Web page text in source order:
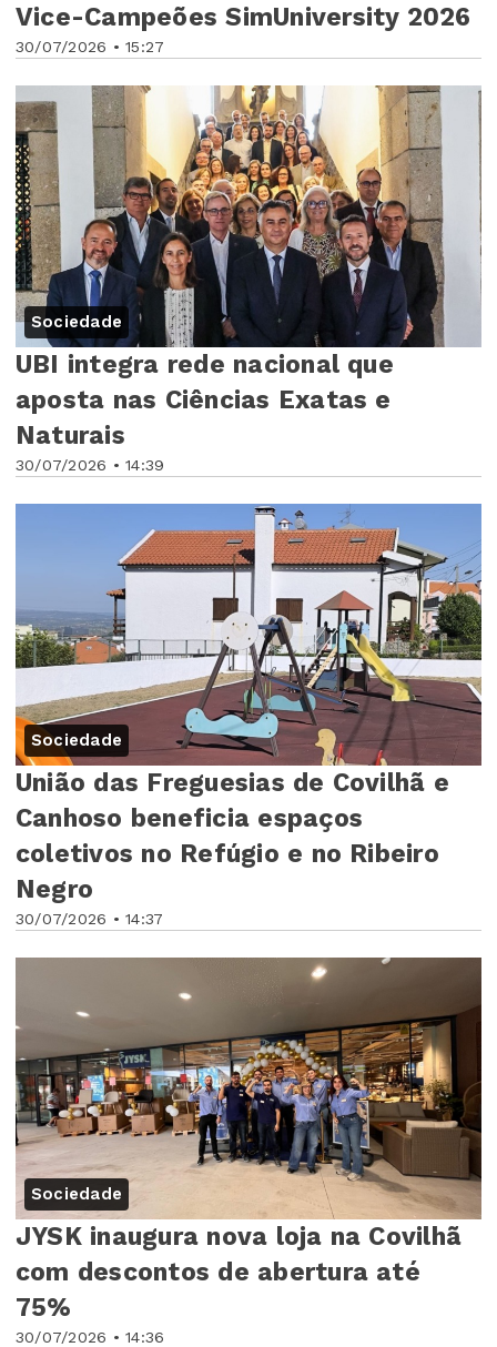
30/07/2026 • 15:27
Vice-Campeões SimUniversity 2026
Sociedade
30/07/2026 • 14:39
UBI integra rede nacional que
aposta nas Ciências Exatas e
Naturais
Sociedade
30/07/2026 • 14:37
União das Freguesias de Covilhã e
Canhoso beneficia espaços
coletivos no Refúgio e no Ribeiro
Negro
Sociedade
30/07/2026 • 14:36
JYSK inaugura nova loja na Covilhã
com descontos de abertura até
75%